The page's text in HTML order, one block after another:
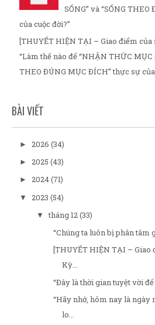
SỐNG” và “SỐNG
của cuộc đời?”
[THUYẾT HIỆN TẠI – Giao điểm
“Làm thế nào để “NHẬN THỨC MỤC
THEO ĐÚNG MỤC ĐÍCH” thực sự của
BÀI VIẾT
► 2026 (34)
► 2025 (43)
► 2024(71)
▼ 2023 (54)
▼tháng 12(33)
“Chúng ta luôn bị phân tâm
[THUYẾT HIỆN TẠI – Giao
Kỳ...
“Đây là thời gian tuyệt vời
“Hãy nhớ, hôm nay là ngày
lo...